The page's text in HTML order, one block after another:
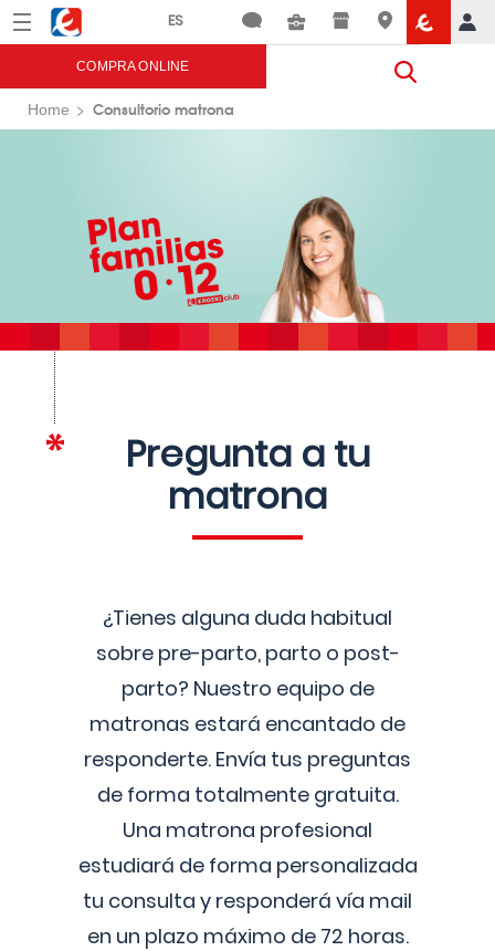
Menú Eroski
COMPRA ONLINE
Home Consultorio matrona
Pregunta a tu
matrona
¿Tienes alguna duda habitual
sobre pre-parto, parto o post-
parto? Nuestro equipo de
matronas estará encantado de
responderte. Envía tus preguntas
de forma totalmente gratuita.
Una matrona profesional
estudiará de forma personalizada
tu consulta y responderá vía mail
en un plazo máximo de 72 horas.